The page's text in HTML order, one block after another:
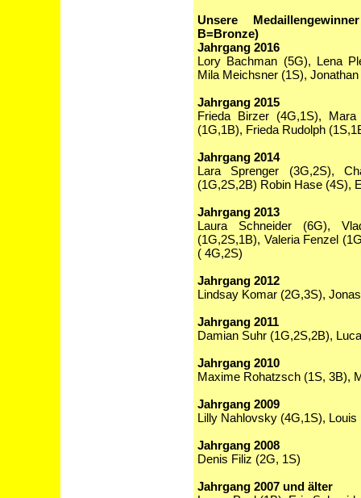
Unsere
B=Bronze)
Jahrgang 2016
Lory Bachman (5G), Lena
Mila Meichsner (1S),
Jahrgang 2015
Frieda Birzer (4G,1S),
(1G,1B), Frieda Rudolph
Jahrgang 2014
Lara Sprenger (3G,2S),
(1G,2S,2B) Robin Hase (4S),
Jahrgang 2013
Laura Schneider (6G),
(1G,2S,1B), Valeria Fenzel
( 4G,2S)
Jahrgang 2012
Lindsay Komar (2G,3S),
Jahrgang 2011
Damian Suhr (1G,2S,2B),
Jahrgang 2010
Maxime Rohatzsch (1S, 3B),
Jahrgang 2009
Lilly Nahlovsky (4G,1S), Louis
Jahrgang 2008
Denis Filiz (2G, 1S)
Jahrgang 2007 und älter